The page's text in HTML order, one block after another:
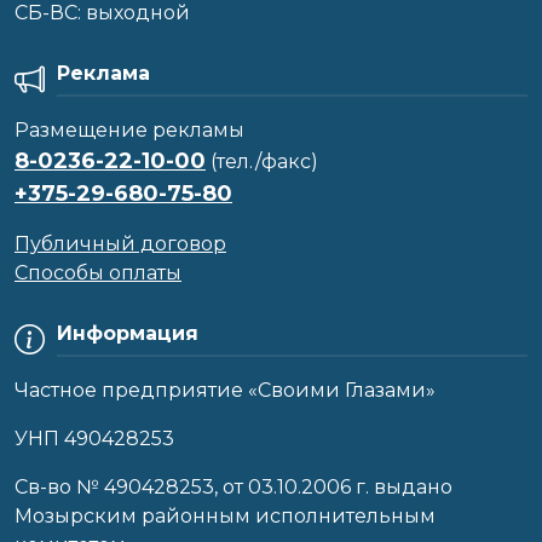
CБ-ВС: выходной
Информация
Частное предприятие «Своими Глазами»
УНП 490428253
Cв-во № 490428253, от 03.10.2006 г. выдано
Мозырским районным исполнительным
Реклама
Размещение рекламы
8-0236-22-10-00 (тел./факс)
+375-29-680-75-80
Публичный договор
Способы оплаты